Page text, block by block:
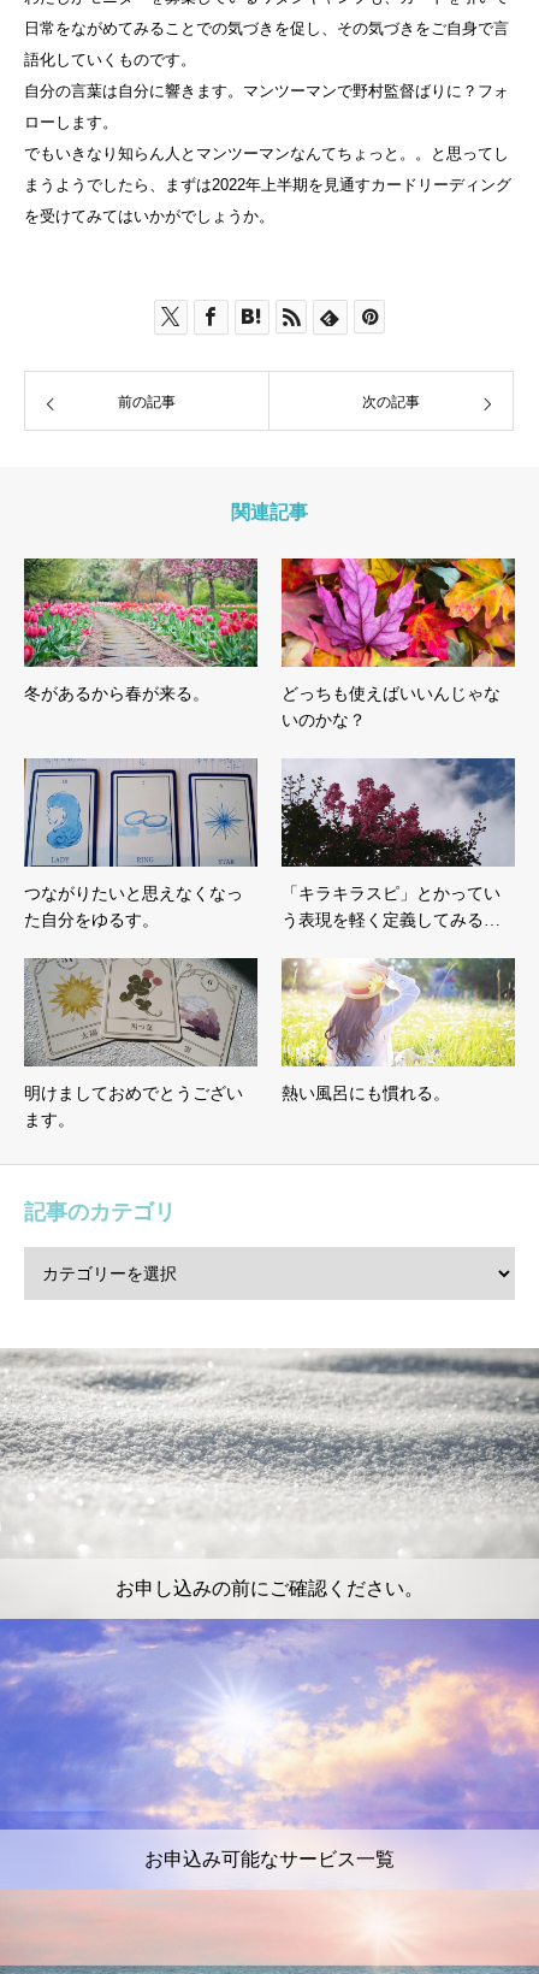
日常をながめてみることでの気づきを促し、その気づきをご自身で言
語化していくものです。
自分の言葉は自分に響きます。マンツーマンで野村監督ばりに？フォ
ローします。
でもいきなり知らん人とマンツーマンなんてちょっと。。と思ってし
まうようでしたら、まずは2022年上半期を見通すカードリーディング
を受けてみてはいかがでしょうか。
前の記事 次の記事
関連記事
冬があるから春が来る。
どっちも使えばいいんじゃな
いのかな？
つながりたいと思えなくなっ
た自分をゆるす。
「キラキラスピ」とかってい
う表現を軽く定義してみる…
明けましておめでとうござい
ます。
熱い風呂にも慣れる。
記事のカテゴリ
お申し込みの前にご確認ください。
お申込み可能なサービス一覧